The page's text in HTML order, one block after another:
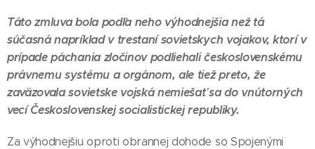
Táto zmluva bola podľa neho výhodnejšia než tá
súčasná napríklad v trestaní sovietskych vojakov, ktorí v
prípade páchania zločinov podliehali československému
právnemu systému a orgánom, ale tiež preto, že
zaväzovala sovietske vojská nemiešať sa do vnútorných
vecí Československej socialistickej republiky.
Za výhodnejšiu oproti obrannej dohode so Spojenými